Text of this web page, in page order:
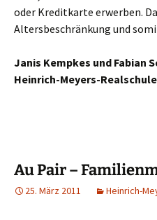
oder Kreditkarte erwerben.
Altersbeschränkung und
Janis Kempkes und Fabian
Heinrich-Meyers-Realschule
Au Pair –
25. März 2011 Heinrich-